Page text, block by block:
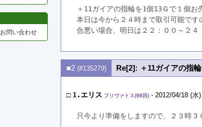
お問い合わせ
＋11ガイアの指輪を1個13Ｇで１個お
本日は今から２４時まで取引可能で
合悪い場合、明日は２２：００～２４
■2 (#135279)
Re[2]: ＋11ガイアの指
□ 1.エリス プリヴァトス(98回)- 2012/04/18 (水
只今より準備をしますので、２３時